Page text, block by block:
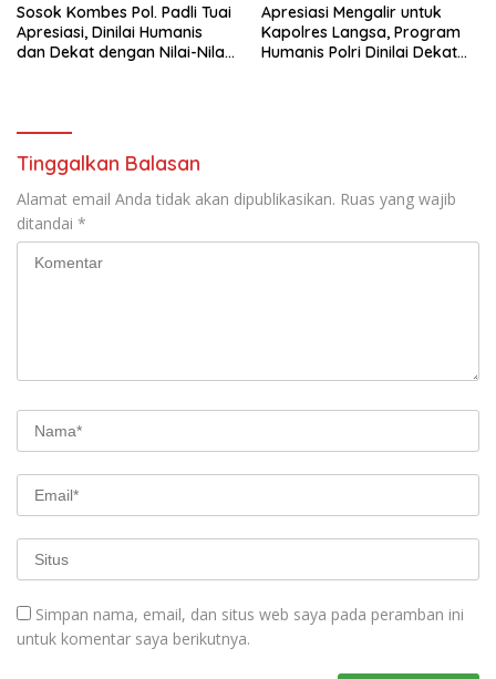
Sosok Kombes Pol. Padli Tuai
Apresiasi, Dinilai Humanis
dan Dekat dengan Nilai-Nilai
Apresiasi Mengalir untuk
Kapolres Langsa, Program
Humanis Polri Dinilai Dekat
Tinggalkan Balasan
Alamat email Anda tidak akan dipublikasikan. Ruas yang wajib
ditandai *
Simpan nama, email, dan situs web saya pada peramban ini
untuk komentar saya berikutnya.